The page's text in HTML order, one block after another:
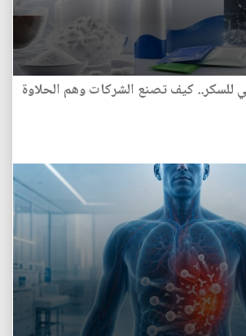
للسكر.. كيف تصنع الشركات وهم الحلاوة